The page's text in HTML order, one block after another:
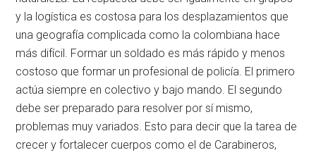
y la logística es costosa para los desplazamientos que
una geografía complicada como la colombiana hace
más difícil. Formar un soldado es más rápido y menos
costoso que formar un profesional de policía. El primero
actúa siempre en colectivo y bajo mando. El segundo
debe ser preparado para resolver por sí mismo,
problemas muy variados. Esto para decir que la tarea de
crecer y fortalecer cuerpos como el de Carabineros,